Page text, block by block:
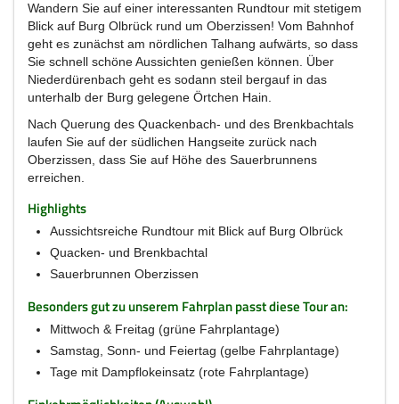
Wandern Sie auf einer interessanten Rundtour mit stetigem
Blick auf Burg Olbrück rund um Oberzissen! Vom Bahnhof
geht es zunächst am nördlichen Talhang aufwärts, so dass
Sie schnell schöne Aussichten genießen können. Über
Niederdürenbach geht es sodann steil bergauf in das
unterhalb der Burg gelegene Örtchen Hain.
Nach Querung des Quackenbach- und des Brenkbachtals
laufen Sie auf der südlichen Hangseite zurück nach
Oberzissen, dass Sie auf Höhe des Sauerbrunnens
erreichen.
Highlights
Aussichtsreiche Rundtour mit Blick auf Burg Olbrück
Quacken- und Brenkbachtal
Sauerbrunnen Oberzissen
Besonders gut zu unserem Fahrplan passt diese Tour an:
Mittwoch & Freitag (grüne Fahrplantage)
Samstag, Sonn- und Feiertag (gelbe Fahrplantage)
Tage mit Dampflokeinsatz (rote Fahrplantage)